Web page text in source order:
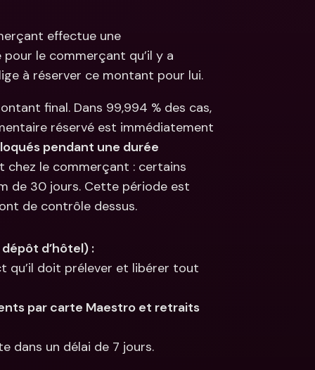
effectue une
le commerçant qu’il y a
à réserver ce montant pour lui.
final. Dans 99,994 % des cas,
réservé est immédiatement
pendant une durée
le commerçant : certains
de 30 jours. Cette période est
de contrôle dessus.
d’hôtel) :
qu’il doit prélever et libérer tout
par carte Maestro et retraits
dans un délai de 7 jours.